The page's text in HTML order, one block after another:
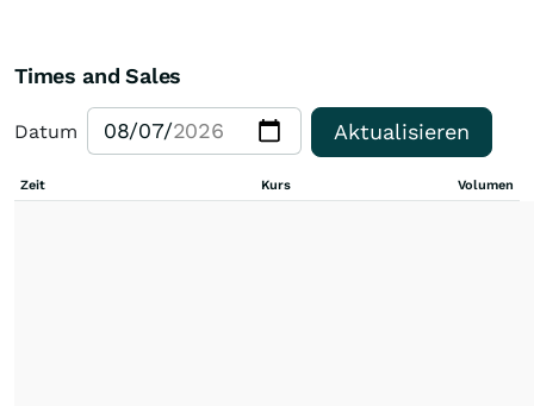
Times and Sales
Datum Aktualisieren
Zeit Kurs Volumen